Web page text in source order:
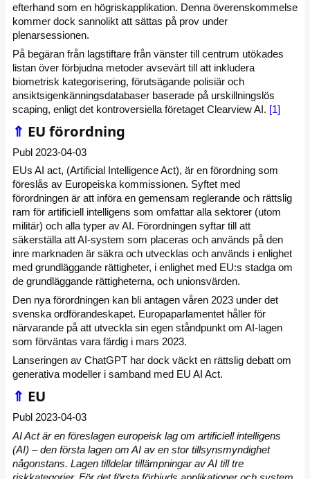
efterhand som en högriskapplikation. Denna överenskommelse
kommer dock sannolikt att sättas på prov under
plenarsessionen.
På begäran från lagstiftare från vänster till centrum utökades
listan över förbjudna metoder avsevärt till att inkludera
biometrisk kategorisering, förutsägande polisiär och
ansiktsigenkänningsdatabaser baserade på urskillningslös
scaping, enligt det kontroversiella företaget Clearview AI. [1]
⇑ EU förordning
Publ 2023-04-03
EUs AI act, (Artificial Intelligence Act), är en förordning som
föreslås av Europeiska kommissionen. Syftet med
förordningen är att införa en gemensam reglerande och rättslig
ram för artificiell intelligens som omfattar alla sektorer (utom
militär) och alla typer av AI. Förordningen syftar till att
säkerställa att AI-system som placeras och används på den
inre marknaden är säkra och utvecklas och används i enlighet
med grundläggande rättigheter, i enlighet med EU:s stadga om
de grundläggande rättigheterna, och unionsvärden.
Den nya förordningen kan bli antagen våren 2023 under det
svenska ordförandeskapet. Europaparlamentet håller för
närvarande på att utveckla sin egen ståndpunkt om AI-lagen
som förväntas vara färdig i mars 2023.
Lanseringen av ChatGPT har dock väckt en rättslig debatt om
generativa modeller i samband med EU AI Act.
⇑ EU
Publ 2023-04-03
AI Act är en föreslagen europeisk lag om artificiell intelligens
(AI) – den första lagen om AI av en stor tillsynsmyndighet
någonstans. Lagen tilldelar tillämpningar av AI till tre